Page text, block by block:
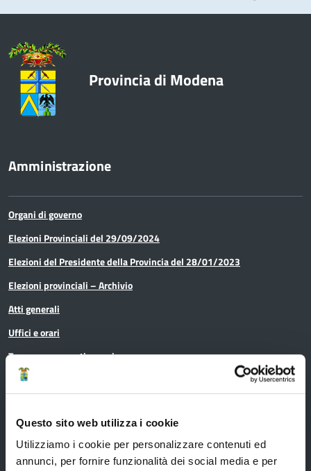
Questo sito web utilizza i cookie
Utilizziamo i cookie per personalizzare contenuti ed
annunci, per fornire funzionalità dei social media e per
Provincia di Modena
Amministrazione
Organi di governo
Elezioni Provinciali del 29/09/2024
Elezioni del Presidente della Provincia del 28/01/2023
Elezioni provinciali – Archivio
Atti generali
Uffici e orari
Trasparenza – anticorruzione
CUG – Comitato Unico di Garanzia per le Pari Opportunità
Servizi